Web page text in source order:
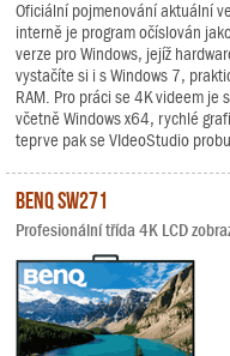
Oficiální pojmenování aktuální
interně je program očíslován
verze pro Windows, jejíž
vystačíte si i s Windows 7,
RAM. Pro práci se 4K videem je
včetně Windows x64, rychlé
teprve pak se VIdeoStudio
BenQ SW271
Profesionální třída 4K LCD